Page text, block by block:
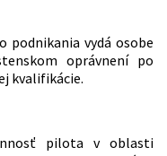
podnikania vydá osobe
oprávnení po
kvalifikácie.
pilota v oblasti